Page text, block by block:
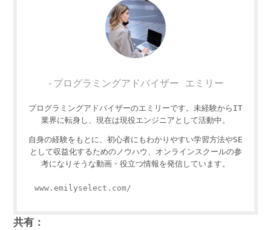
-プログラミングアドバイザー エミリー
プログラミングアドバイザーのエミリーです。未経験からIT
業界に転身し、現在は現役エンジニアとして活動中。
自身の経験をもとに、初心者にもわかりやすい学習方法やSE
として収益化するためのノウハウ、オンラインスクールの参
考になりそうな動画・役立つ情報を発信しています。
www.emilyselect.com/
共有：